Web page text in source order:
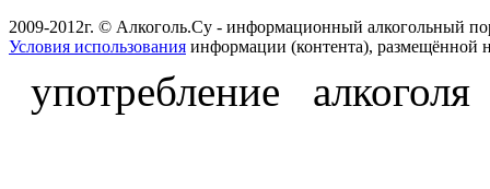
2009-2012г. © Алкоголь.Су - информационный алкогольный
Условия использования информации (контента), размещённой
употребление